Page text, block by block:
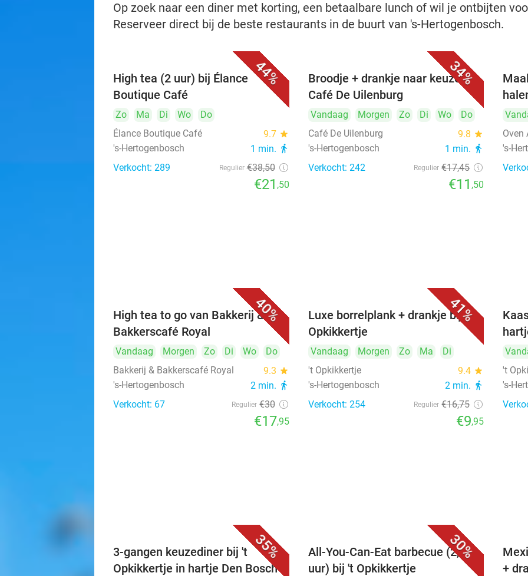
Op zoek naar een diner met korting, een betaalbare lunch of wil je ontbijten
Reserveer direct bij de beste restaurants in de buurt van 's-Hertogenbosch.
44%
High tea (2 uur) bij Élance
Boutique Café
Zo Ma Di Wo
Do
Élance Boutique Café
9.7 star
's-Hertogenbosch 1 min. directions_walk
Verkocht: 289 Regulier €38,50
€21 ,50
34%
Broodje + drankje naar keuze bij
Café De Uilenburg
Vandaag Morgen Zo Di Wo
Do
Café De Uilenburg
9.8 star
's-Hertogenbosch 1 min. directions_walk
Verkocht: 242 Regulier €17,45
€11,50
Oven
's-
40%
High tea to go van Bakkerij &
Bakkerscafé Royal
Vandaag Morgen Zo Di Wo
Do
Bakkerij & Bakkerscafé Royal
9.3 star
's-Hertogenbosch 2 min. directions_walk
Verkocht: 67 Regulier €30
€17,95
41%
Luxe borrelplank + drankje bij 't
Opkikkertje
Vandaag Morgen Zo Ma
Di
't Opkikkertje
9.4 star
's-Hertogenbosch 2 min. directions_walk
Verkocht: 254 Regulier €16,75
€9,95
't
's-
35%
3-gangen keuzediner bij 't
Opkikkertje in hartje Den Bosch
30%
All-You-Can-Eat barbecue (2,5
uur) bij 't Opkikkertje
+